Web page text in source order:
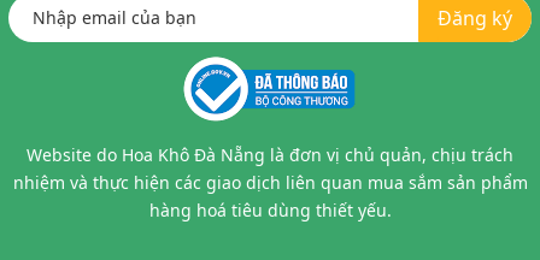
Đăng ký
Website do Hoa Khô Đà Nẵng là đơn vị chủ quản, chịu trách
nhiệm và thực hiện các giao dịch liên quan mua sắm sản phẩm
hàng hoá tiêu dùng thiết yếu.